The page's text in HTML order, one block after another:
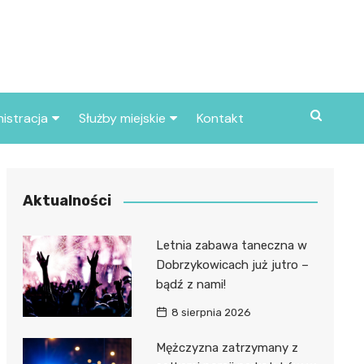
miasta
Służby miejskie
Policja
Kontakt
Aktualności
Letnia zabawa taneczna w
Dobrzykowicach już jutro –
bądź z nami!
8 sierpnia 2026
Mężczyzna zatrzymany z